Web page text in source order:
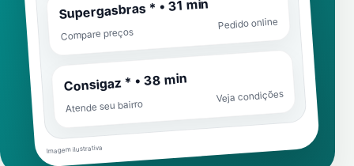
Supergasbras * • 31 min
Compare preços
Pedido online
Consigaz * • 38 min
Atende seu bairro
Veja condições
Imagem ilustrativa